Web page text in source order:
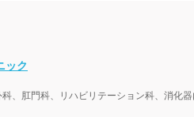
ック
、肛門科、リハビリテーション科、消化